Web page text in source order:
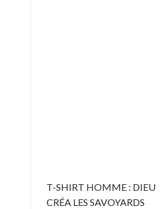
T-SHIRT HOMME : DIEU
CRÉA LES SAVOYARDS